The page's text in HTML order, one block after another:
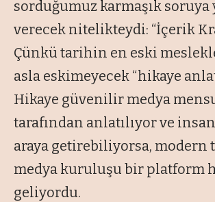
sorduğumuz karmaşık soruya
verecek nitelikteydi: “İçerik
Çünkü tarihin en eski
asla eskimeyecek “hikaye
Hikaye güvenilir medya
tarafından anlatılıyor ve
araya getirebiliyorsa, modern
medya kuruluşu bir platform
geliyordu.